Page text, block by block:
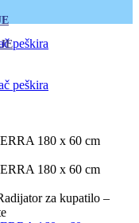
za kupatilo –